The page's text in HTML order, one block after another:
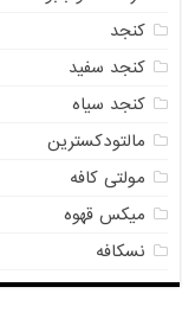
کنجد
کنجد سفید
کنجد سیاه
مالتودکسترین
مولتی کافه
میکس قهوه
نسکافه